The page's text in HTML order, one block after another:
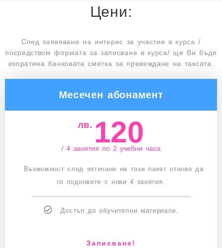
Цени:
След заявяване на интерес за участие в курса /
посредством формата за записване в курса/ ще Ви бъде
изпратена банковата сметка за превеждане на таксата.
Месечен абонамент
лв. 120
/ 4 занятия по 2 учебни часа
Възможност след изтичане на този пакет отново да
го подновите с нови 4 занятия.
Достъп до обучителни материали.
Записване!